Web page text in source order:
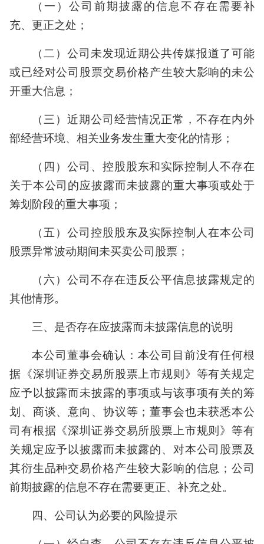
（一）公司前期披露的信息不存在需要补
充、更正之处；
（二）公司未发现近期公共传媒报道了可能
或已经对公司股票交易价格产生较大影响的未公
开重大信息；
（三）近期公司经营情况正常，不存在内外
部经营环境、相关业务发生重大变化的情形；
（四）公司、控股股东和实际控制人不存在
关于本公司的应披露而未披露的重大事项或处于
筹划阶段的重大事项；
（五）公司控股股东及实际控制人在本公司
股票异常波动期间未买卖公司股票；
（六）公司不存在违反公平信息披露规定的
其他情形。
三、是否存在应披露而未披露信息的说明
本公司董事会确认：本公司目前没有任何根
据《深圳证券交易所股票上市规则》等有关规定
应予以披露而未披露的事项或与该事项有关的筹
划、商谈、意向、协议等；董事会也未获悉本公
司有根据《深圳证券交易所股票上市规则》等有
关规定应予以披露而未披露的、对本公司股票及
其衍生品种交易价格产生较大影响的信息；公司
前期披露的信息不存在需要更正、补充之处。
四、公司认为必要的风险提示